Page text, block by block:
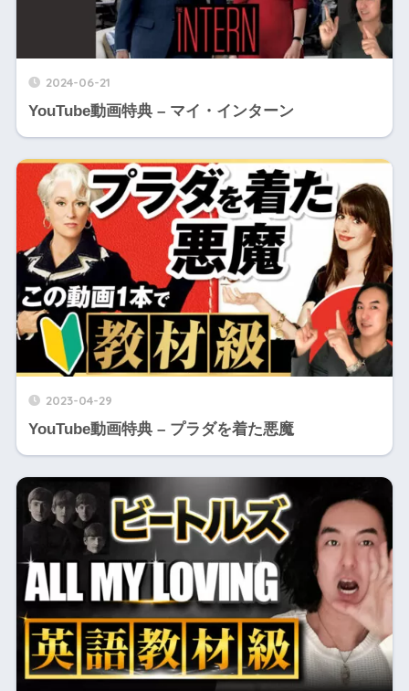
2024-06-21
YouTube動画特典 – マイ・インターン
2023-04-29
YouTube動画特典 – プラダを着た悪魔